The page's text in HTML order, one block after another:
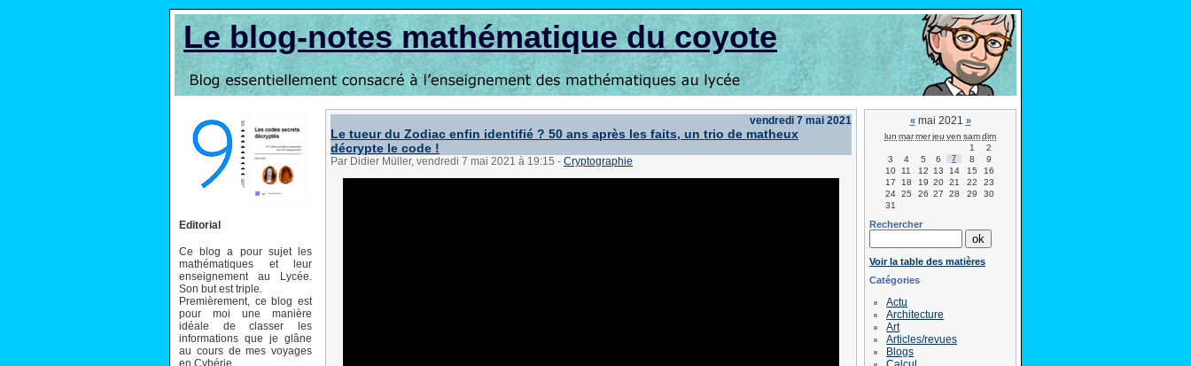
Le blog-notes mathématique du coyote
Editorial
Ce blog a pour sujet les
mathématiques et leur
enseignement au Lycée.
Son but est triple.
Premièrement, ce blog est
pour moi une manière
idéale de classer les
informations que je glâne
au cours de mes voyages
en Cybérie.
vendredi 7 mai 2021
Le tueur du Zodiac enfin identifié ? 50 ans après les faits, un trio de matheux
décrypte le code !
Par Didier Müller, vendredi 7 mai 2021 à 19:15 - Cryptographie
«mai 2021 »
lun marmerjeu ven samdim
1
2
3
4 5 6 7 8
9
10
11 12 13 14 15
16
17
18 19 20 21 22
23
24 25 26 27 28 29
30
31
Rechercher
Voir la table des matières
Catégories
Actu
Architecture
Art
Articles/revues
Blogs